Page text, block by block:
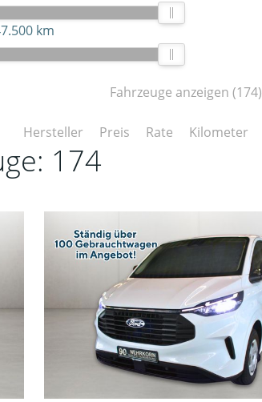
km
Fahrzeuge anzeigen (174)
Hersteller Preis Rate Kilometer
174